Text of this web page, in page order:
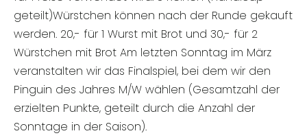
geteilt)Würstchen können nach der Runde gekauft
werden. 20,- für 1 Wurst mit Brot und 30,- für 2
Würstchen mit Brot Am letzten Sonntag im März
veranstalten wir das Finalspiel, bei dem wir den
Pinguin des Jahres M/W wählen (Gesamtzahl der
erzielten Punkte, geteilt durch die Anzahl der
Sonntage in der Saison).